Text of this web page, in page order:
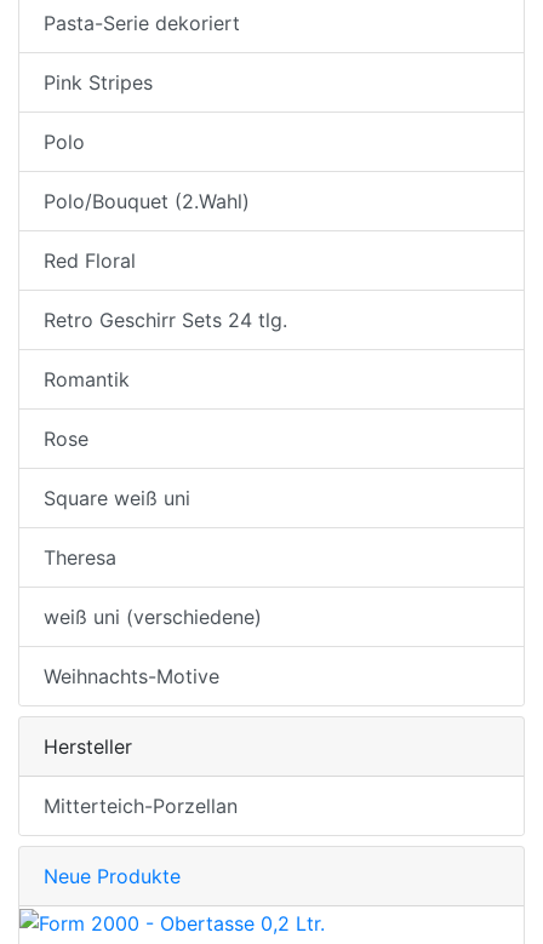
Pasta-Serie dekoriert
Pink Stripes
Polo
Polo/Bouquet (2.Wahl)
Red Floral
Retro Geschirr Sets 24 tlg.
Romantik
Rose
Square weiß uni
Theresa
weiß uni (verschiedene)
Weihnachts-Motive
Hersteller
Mitterteich-Porzellan
Neue Produkte